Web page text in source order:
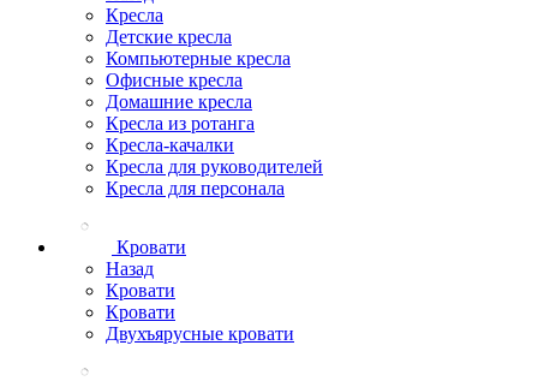
Кресла
Детские кресла
Компьютерные кресла
Офисные кресла
Домашние кресла
Кресла из ротанга
Кресла-качалки
Кресла для руководителей
Кресла для персонала
Кровати
Назад
Кровати
Кровати
Двухъярусные кровати